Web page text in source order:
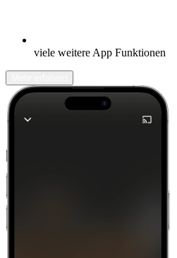
viele weitere App Funktionen